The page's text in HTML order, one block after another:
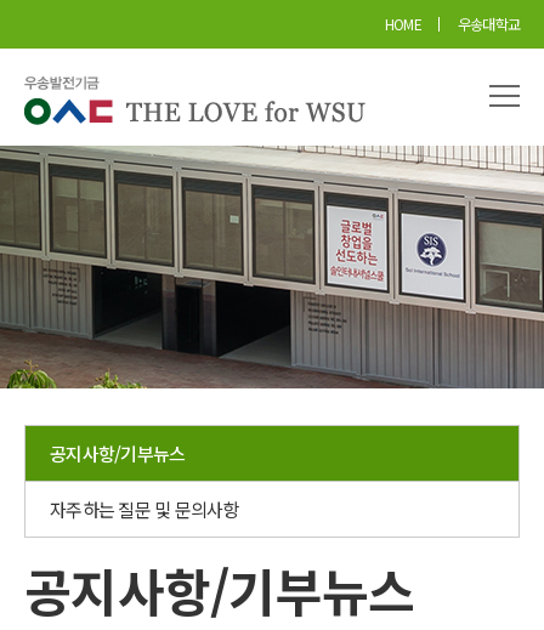
HOME 우송대학교
공지사항/기부뉴스
자주하는 질문 및 문의사항
공지사항/기부뉴스